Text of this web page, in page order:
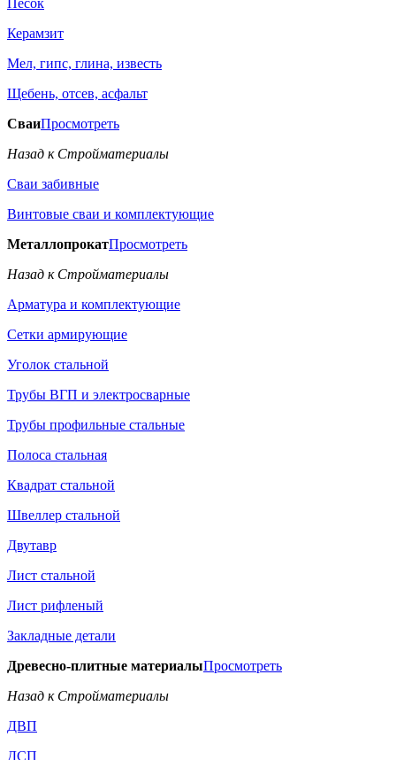
Песок
Керамзит
Мел, гипс, глина, известь
Щебень, отсев, асфальт
СваиПросмотреть
Назад к Стройматериалы
Сваи забивные
Винтовые сваи и комплектующие
МеталлопрокатПросмотреть
Назад к Стройматериалы
Арматура и комплектующие
Сетки армирующие
Уголок стальной
Трубы ВГП и электросварные
Трубы профильные стальные
Полоса стальная
Квадрат стальной
Швеллер стальной
Двутавр
Лист стальной
Лист рифленый
Закладные детали
Древесно-плитные материалыПросмотреть
Назад к Стройматериалы
ДВП
ДСП